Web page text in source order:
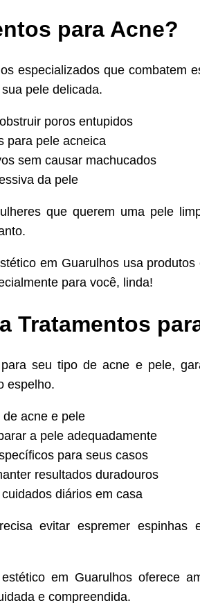
para Acne?
especializados que combatem
pele delicada.
poros entupidos
para pele acneica
sem causar machucados
da pele
que querem uma pele
em Guarulhos usa
para você, linda!
Tratamentos
seu tipo de acne e pele,
espelho.
acne e pele
a pele adequadamente
para seus casos
resultados duradouros
diários em casa
evitar espremer espinhas
em Guarulhos oferece
e compreendida.